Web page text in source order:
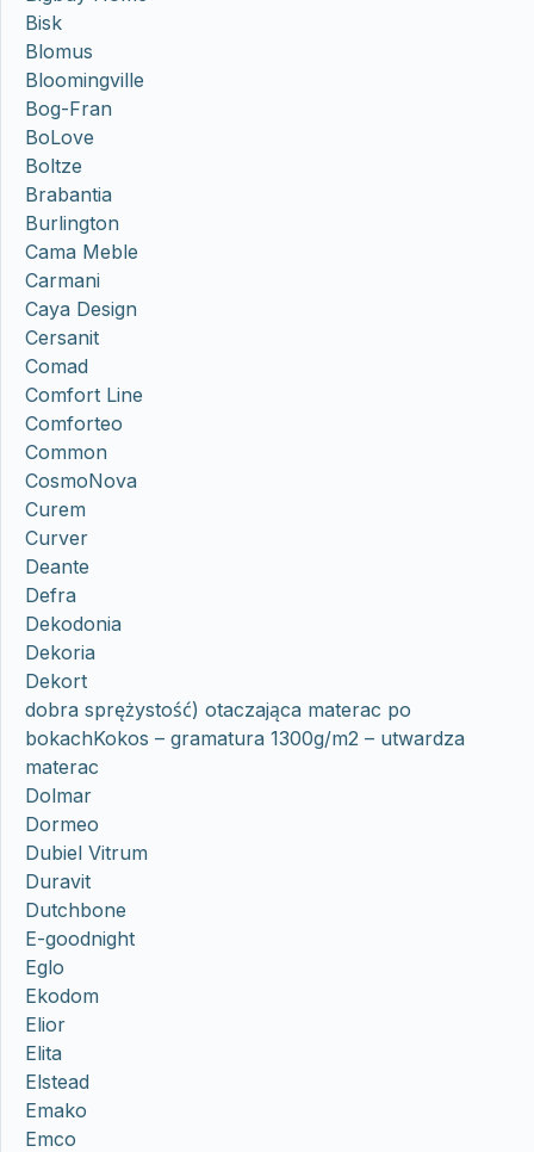
Bisk
Blomus
Bloomingville
Bog-Fran
BoLove
Boltze
Brabantia
Burlington
Cama Meble
Carmani
Caya Design
Cersanit
Comad
Comfort Line
Comforteo
Common
CosmoNova
Curem
Curver
Deante
Defra
Dekodonia
Dekoria
Dekort
dobra sprężystość) otaczająca materac po
bokachKokos – gramatura 1300g/m2 – utwardza
materac
Dolmar
Dormeo
Dubiel Vitrum
Duravit
Dutchbone
E-goodnight
Eglo
Ekodom
Elior
Elita
Elstead
Emako
Emco